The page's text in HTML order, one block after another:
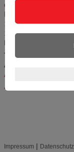
der Technischen
Beratungstag
18.07.2025
15.07.2025, 10:00
Risiken, Chancen,
Alle Artikel anzeigen
Ausstellungen
<- Zurück zu: News
Impressum |